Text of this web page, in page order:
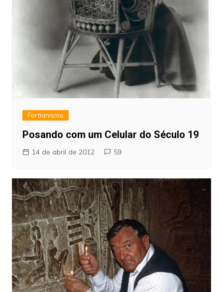
Fortianismo
Posando com um Celular do Século 19
14 de abril de 2012 59